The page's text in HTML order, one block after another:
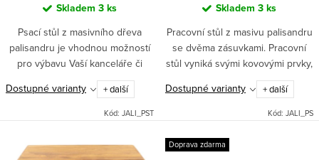
Skladem 3 ks
Psací stůl z masivního dřeva
palisandru je vhodnou možností
pro výbavu Vaší kanceláře či
pracovny. Jako úložný prostor
poslouží skříňka s dvířky a tři
zásuvky. Indický stylový...
Dostupné varianty + další
Kód: JALI_PST
Skladem 3 ks
Pracovní stůl z masivu palisandru
se dvěma zásuvkami. Pracovní
stůl vyniká svými kovovými prvky,
které jsou charakteristické pro
tuto kolekci. Indický stylový
nábytek z masivu.
Dostupné varianty + další
Kód: JALI_PS
Doprava zdarma